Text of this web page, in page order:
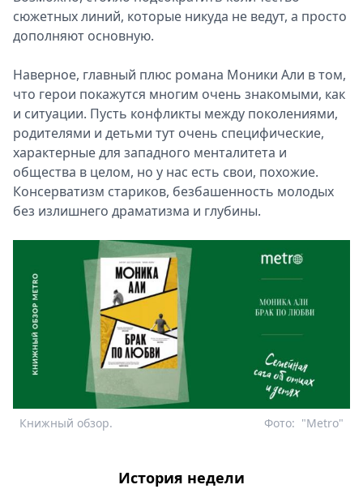
сюжетных линий, которые никуда не ведут, а просто
дополняют основную.
Наверное, главный плюс романа Моники Али в том,
что герои покажутся многим очень знакомыми, как
и ситуации. Пусть конфликты между поколениями,
родителями и детьми тут очень специфические,
характерные для западного менталитета и
общества в целом, но у нас есть свои, похожие.
Консерватизм стариков, безбашенность молодых
без излишнего драматизма и глубины.
Книжный обзор. "Metro"
Фото:
История недели